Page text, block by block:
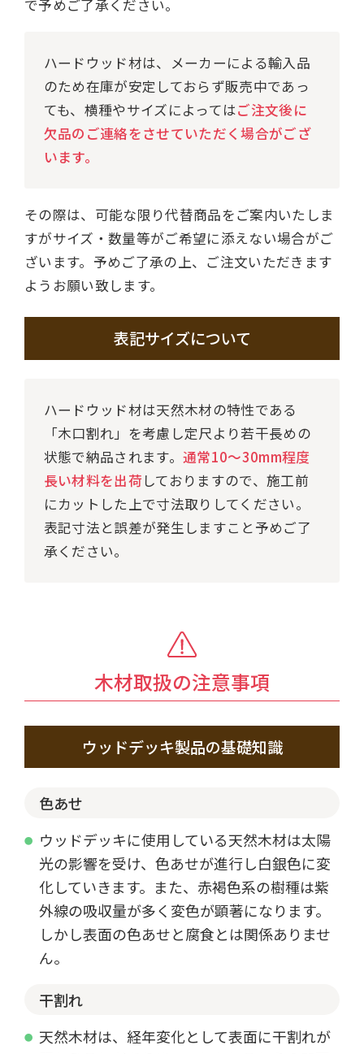
で予めご了承ください。
ハードウッド材は、メーカーによる輸入品
のため在庫が安定しておらず販売中であっ
ても、横種やサイズによってはご注文後に
欠品のご連絡をさせていただく場合がござ
います。
その際は、可能な限り代替商品をご案内いたしま
すがサイズ・数量等がご希望に添えない場合がご
ざいます。予めご了承の上、ご注文いただきます
ようお願い致します。
表記サイズについて
ハードウッド材は天然木材の特性である
「木口割れ」を考慮し定尺より若干長めの
状態で納品されます。通常10～30mm程度
長い材料を出荷 しておりますので、施工前
にカットした上で寸法取りしてください。
表記寸法と誤差が発生しますこと予めご了
承ください。
木材取扱の注意事項
ウッドデッキ製品の基礎知識
色あせ
ウッドデッキに使用している天然木材は太陽
光の影響を受け、色あせが進行し白銀色に変
化していきます。また、赤褐色系の樹種は紫
外線の吸収量が多く変色が顕著になります。
しかし表面の色あせと腐食とは関係ありませ
ん。
干割れ
天然木材は、経年変化として表面に干割れが